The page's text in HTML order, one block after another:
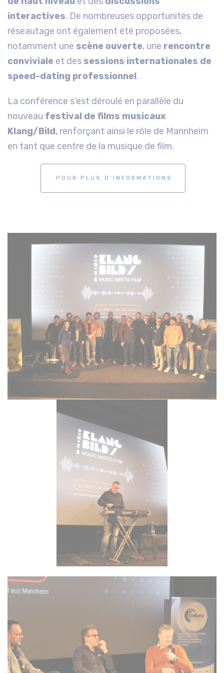
interactives. De nombreuses opportunités de
réseautage ont également été proposées,
notamment une scène ouverte, une rencontre
conviviale et des sessions internationales de
speed-dating professionnel.
La conférence s’est déroulé en parallèle du
nouveau festival de films musicaux
Klang/Bild, renforçant ainsi le rôle de Mannheim
en tant que centre de la musique de film.
POUR PLUS D’INFORMATIONS